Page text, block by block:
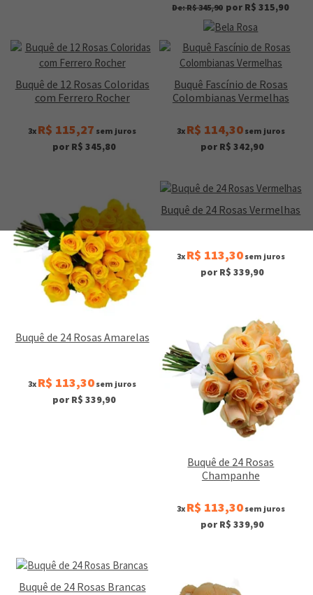
De: R$ 345,90 por R$ 315,90
Buquê de 12 Rosas Coloridas
com Ferrero Rocher
3x R$ 115,27 sem juros
por R$ 345,80
Buquê Fascínio de Rosas
Colombianas Vermelhas
3x R$ 114,30sem juros
por R$ 342,90
Buquê de 24 Rosas Amarelas
3x R$ 113,30 sem juros
por R$ 339,90
Buquê de 24 Rosas Vermelhas
3x R$ 113,30sem juros
por R$ 339,90
Buquê de 24 Rosas
Champanhe
3x R$ 113,30sem juros
por R$ 339,90
Buquê de 24 Rosas Brancas